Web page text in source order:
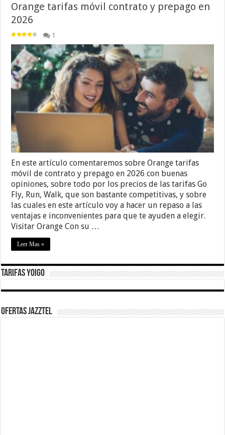
Orange tarifas móvil contrato y prepago en
2026
1
En este artículo comentaremos sobre Orange tarifas
móvil de contrato y prepago en 2026 con buenas
opiniones, sobre todo por los precios de las tarifas Go
Fly, Run, Walk, que son bastante competitivas, y sobre
las cuales en este artículo voy a hacer un repaso a las
ventajas e inconvenientes para que te ayuden a elegir.
Visitar Orange Con su …
Leer Mas »
Tarifas Yoigo
Ofertas Jazztel